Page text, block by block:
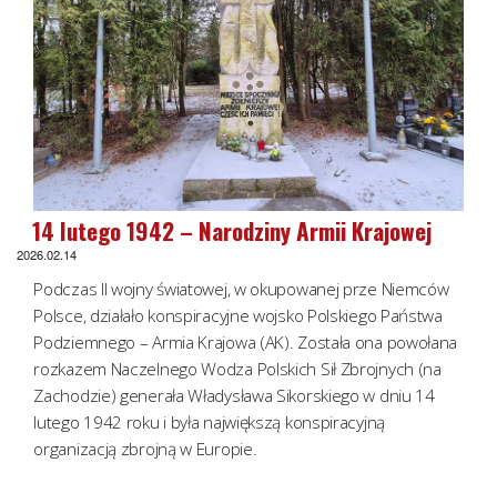
14 lutego 1942 – Narodziny Armii Krajowej
2026.02.14
Podczas II wojny światowej, w okupowanej prze Niemców
Polsce, działało konspiracyjne wojsko Polskiego Państwa
Podziemnego – Armia Krajowa (AK). Została ona powołana
rozkazem Naczelnego Wodza Polskich Sił Zbrojnych (na
Zachodzie) generała Władysława Sikorskiego w dniu 14
lutego 1942 roku i była największą konspiracyjną
organizacją zbrojną w Europie.